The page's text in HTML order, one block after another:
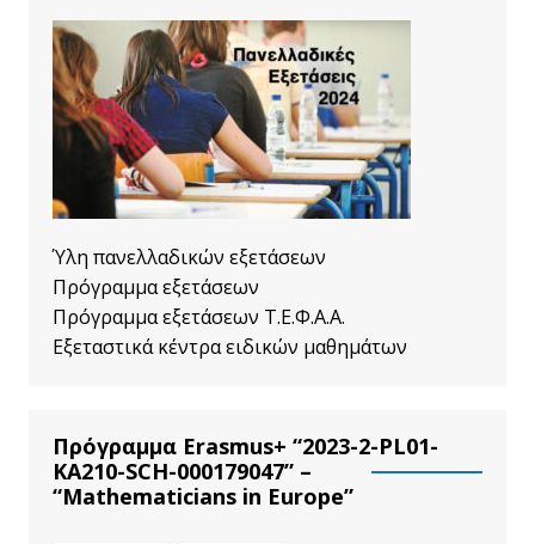
Ύλη πανελλαδικών εξετάσεων
Πρόγραμμα εξετάσεων
Πρόγραμμα εξετάσεων Τ.Ε.Φ.Α.Α.
Εξεταστικά κέντρα ειδικών μαθημάτων
Πρόγραμμα Erasmus+ “2023-2-PL01-
KA210-SCH-000179047” –
“Mathematicians in Europe”